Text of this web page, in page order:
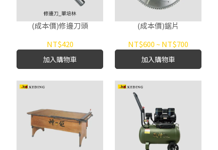
(成本價)修邊刀頭
NT$420
加入購物車
(成本價)鋸片
NT$600~NT$700
加入購物車